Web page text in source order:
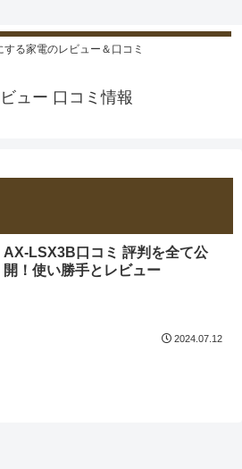
する家電のレビュー＆口コミ
ュー 口コミ情報
AX-LSX3B口コミ 評判を全て公
開！使い勝手とレビュー
2024.07.12